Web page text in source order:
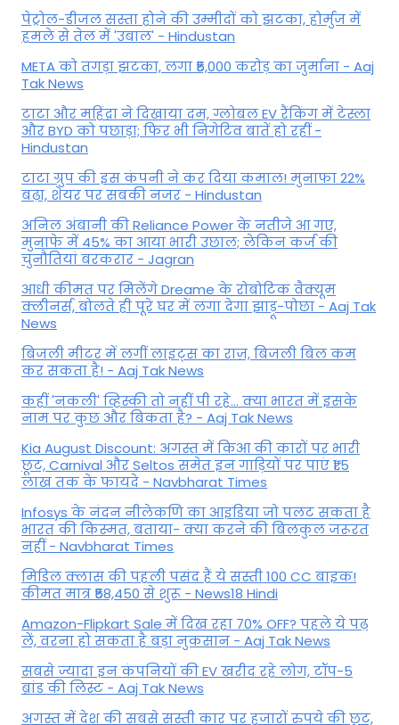
पेट्रोल-डीजल सस्ता होने की उम्मीदों को झटका, होर्मुज में
हमले से तेल में 'उबाल' - Hindustan
META को तगड़ा झटका, लगा ₹5,000 करोड़ का जुर्माना - Aaj
Tak News
टाटा और महिंद्रा ने दिखाया दम, ग्लोबल EV रैंकिंग में टेस्ला
और BYD को पछाड़ा; फिर भी निगेटिव बातें हो रहीं -
Hindustan
टाटा ग्रुप की इस कंपनी ने कर दिया कमाल! मुनाफा 22%
बढ़ा, शेयर पर सबकी नजर - Hindustan
अनिल अंबानी की Reliance Power के नतीजे आ गए,
मुनाफे में 45% का आया भारी उछाल; लेकिन कर्ज की
चुनौतियां बरकरार - Jagran
आधी कीमत पर मिलेंगे Dreame के रोबोटिक वैक्यूम
क्लीनर्स, बोलते ही पूरे घर में लगा देगा झाड़ू-पोछा - Aaj Tak
News
बिजली मीटर में लगीं लाइट्स का राज़, बिजली बिल कम
कर सकता है! - Aaj Tak News
कहीं 'नकली' व्हिस्की तो नहीं पी रहे... क्या भारत में इसके
नाम पर कुछ और बिकता है? - Aaj Tak News
Kia August Discount: अगस्त में किआ की कारों पर भारी
छूट, Carnival और Seltos समेत इन गाड़ियों पर पाएं ₹1.5
लाख तक के फायदे - Navbharat Times
Infosys के नंदन नीलेकणि का आइडिया जो पलट सकता है
भारत की किस्मत, बताया- क्या करने की बिलकुल जरूरत
नहीं - Navbharat Times
मिडिल क्लास की पहली पसंद हैं ये सस्ती 100 CC बाइक!
कीमत मात्र ₹58,450 से शुरू - News18 Hindi
Amazon-Flipkart Sale में दिख रहा 70% OFF? पहले ये पढ़
लें, वरना हो सकता है बड़ा नुकसान - Aaj Tak News
सबसे ज्यादा इन कंपनियों की EV खरीद रहे लोग, टॉप-5
ब्रांड की लिस्ट - Aaj Tak News
अगस्त में देश की सबसे सस्ती कार पर हजारों रुपये की छूट,